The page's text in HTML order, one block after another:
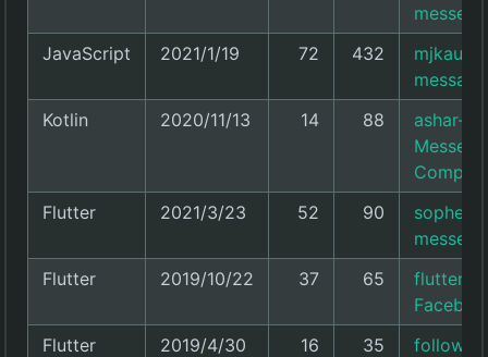
JavaScript
2021/1/19 72 432
Kotlin
2020/11/13 14 88
ashar-7/
Flutter
2021/3/23 52 90
Flutter
2019/10/22 37 65
Flutter
2019/4/30 16 35